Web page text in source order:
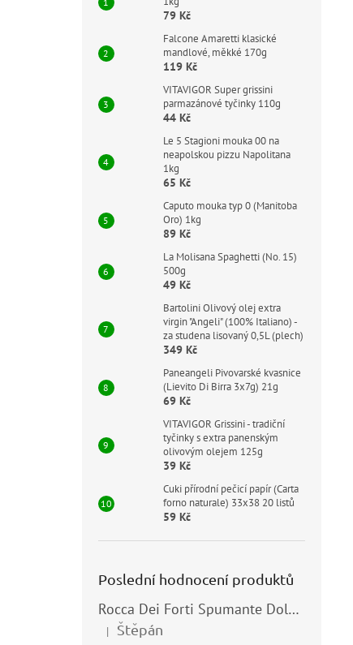
79 Kč
Falcone Amaretti klasické
mandlové, měkké 170g
119 Kč
VITAVIGOR Super grissini
parmazánové tyčinky 110g
44 Kč
Le 5 Stagioni mouka 00 na
neapolskou pizzu Napolitana
1kg
65 Kč
Caputo mouka typ 0 (Manitoba
Oro) 1kg
89 Kč
La Molisana Spaghetti (No. 15)
500g
49 Kč
Bartolini Olivový olej extra
virgin "Angeli" (100% Italiano) -
za studena lisovaný 0,5L (plech)
349 Kč
Paneangeli Pivovarské kvasnice
(Lievito Di Birra 3x7g) 21g
69 Kč
VITAVIGOR Grissini - tradiční
tyčinky s extra panenským
olivovým olejem 125g
39 Kč
Cuki přírodní pečicí papír (Carta
forno naturale) 33x38 20 listů
59 Kč
Poslední hodnocení produktů
Rocca Dei Forti Spumante Dolce 11,5% 0,75l
Hodnocení produktu je 5 z 5 hvězdiček.
| Štěpán